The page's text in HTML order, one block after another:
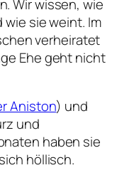
Wir wissen, wie
sie weint. Im
verheiratet
Ehe geht nicht
Aniston) und
und
haben sie
höllisch.